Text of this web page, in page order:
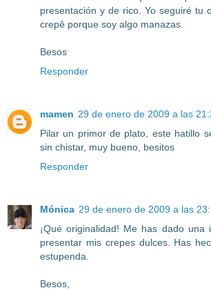
presentación y de rico. Yo seguiré tu
crepê porque soy algo manazas.
Besos
Responder
mamen 29 de enero de 2009 a las
Pilar un primor de plato, este hatillo
sin chistar, muy bueno, besitos
Responder
Mónica 29 de enero de 2009 a las
¡Qué originalidad! Me has dado una
presentar mis crepes dulces. Has
estupenda.
Besos,